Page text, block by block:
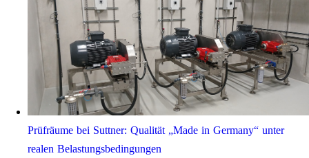
Prüfräume bei Suttner: Qualität „Made in Germany“ unter
realen Belastungsbedingungen